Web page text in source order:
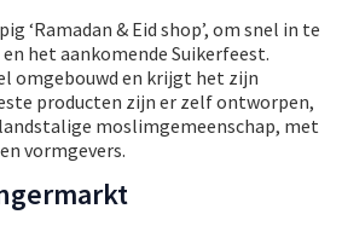
‘Ramadan & Eid shop’, om snel in te
het aankomende Suikerfeest.
omgebouwd en krijgt het zijn
producten zijn er zelf ontworpen,
moslimgemeenschap, met
vormgevers.